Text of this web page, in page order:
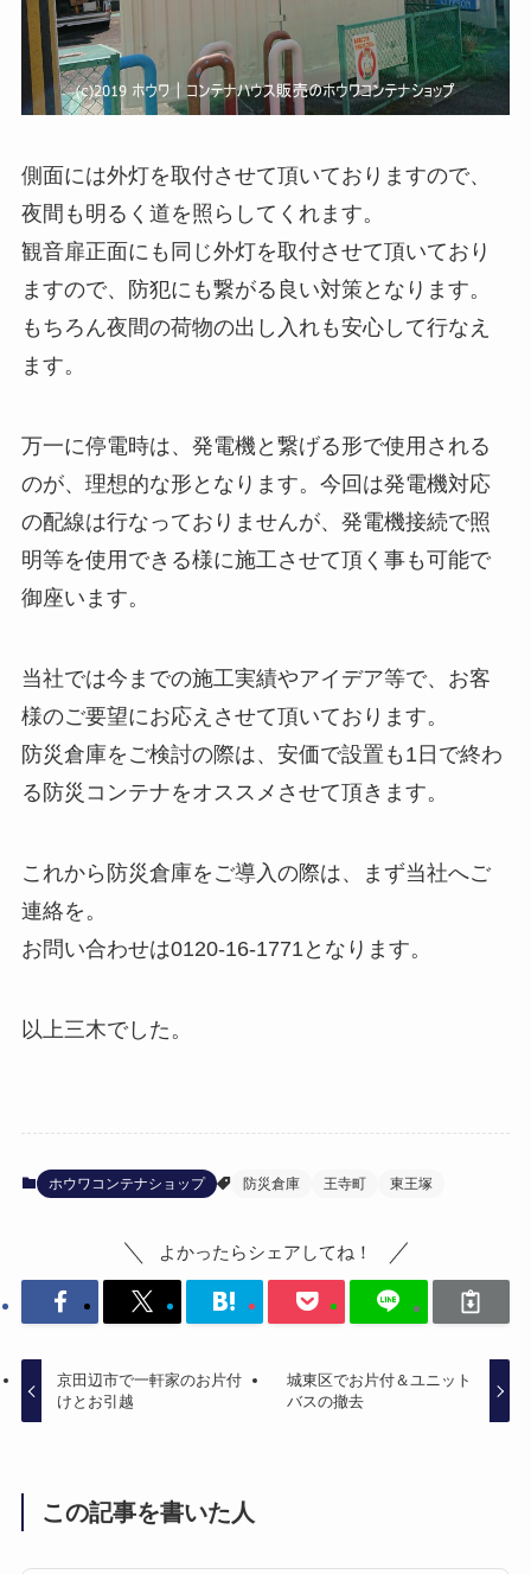
側面には外灯を取付させて頂いておりますので、
夜間も明るく道を照らしてくれます。
観音扉正面にも同じ外灯を取付させて頂いており
ますので、防犯にも繋がる良い対策となります。
もちろん夜間の荷物の出し入れも安心して行なえ
ます。
万一に停電時は、発電機と繋げる形で使用される
のが、理想的な形となります。今回は発電機対応
の配線は行なっておりませんが、発電機接続で照
明等を使用できる様に施工させて頂く事も可能で
御座います。
当社では今までの施工実績やアイデア等で、お客
様のご要望にお応えさせて頂いております。
防災倉庫をご検討の際は、安価で設置も1日で終わ
る防災コンテナをオススメさせて頂きます。
これから防災倉庫をご導入の際は、まず当社へご
連絡を。
お問い合わせは0120-16-1771となります。
以上三木でした。
ホウワコンテナショップ 防災倉庫 王寺町 東王塚
よかったらシェアしてね！
京田辺市で一軒家のお片付
けとお引越
城東区でお片付＆ユニット
バスの撤去
この記事を書いた人